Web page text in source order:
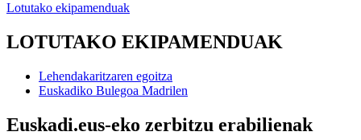
Lotutako ekipamenduak
LOTUTAKO EKIPAMENDUAK
Lehendakaritzaren egoitza
Euskadiko Bulegoa Madrilen
Euskadi.eus-eko zerbitzu erabilienak